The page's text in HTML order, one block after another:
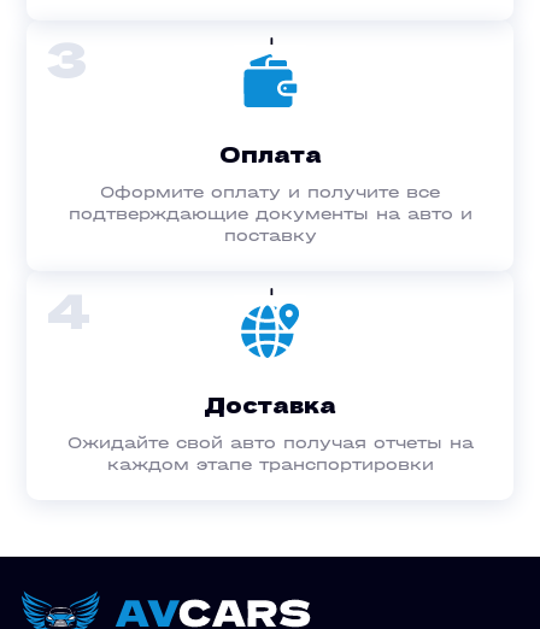
3
Оплата
Оформите оплату и получите все
подтверждающие документы на авто и
поставку
4
Доставка
Ожидайте свой авто получая отчеты на
каждом этапе транспортировки